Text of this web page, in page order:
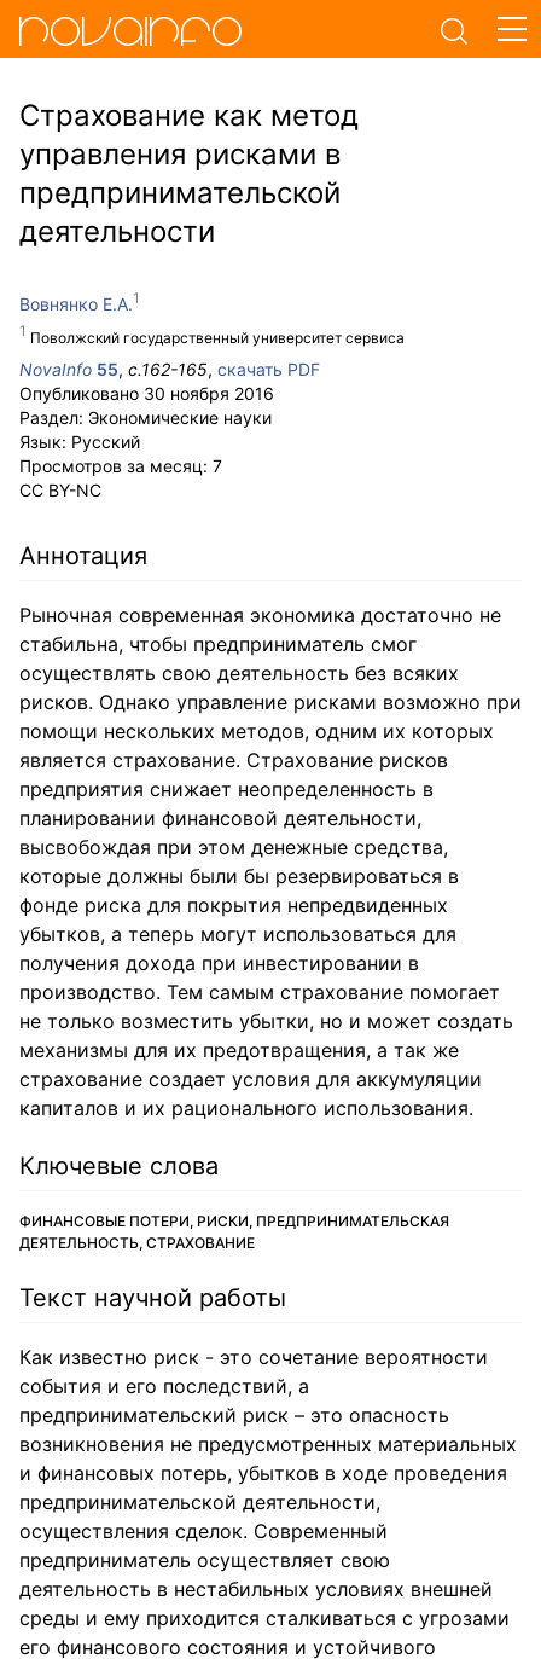
Страхование как метод
управления рисками в
предпринимательской
деятельности
Вовнянко Е.А.
Поволжский государственный университет сервиса
NovaInfo 55, с.162-165, скачать PDF
Опубликовано 30 ноября 2016
Раздел: Экономические науки
Язык: Русский
Просмотров за месяц: 7
CC BY-NC
Аннотация
Рыночная современная экономика достаточно не
стабильна, чтобы предприниматель смог
осуществлять свою деятельность без всяких
рисков. Однако управление рисками возможно при
помощи нескольких методов, одним их которых
является страхование. Страхование рисков
предприятия снижает неопределенность в
планировании финансовой деятельности,
высвобождая при этом денежные средства,
которые должны были бы резервироваться в
фонде риска для покрытия непредвиденных
убытков, а теперь могут использоваться для
получения дохода при инвестировании в
производство. Тем самым страхование помогает
не только возместить убытки, но и может создать
механизмы для их предотвращения, а так же
страхование создает условия для аккумуляции
капиталов и их рационального использования.
Ключевые слова
ФИНАНСОВЫЕ ПОТЕРИ, РИСКИ, ПРЕДПРИНИМАТЕЛЬСКАЯ
ДЕЯТЕЛЬНОСТЬ, СТРАХОВАНИЕ
Текст научной работы
Как известно риск - это сочетание вероятности
события и его последствий, а
предпринимательский риск – это опасность
возникновения не предусмотренных материальных
и финансовых потерь, убытков в ходе проведения
предпринимательской деятельности,
осуществления сделок. Современный
предприниматель осуществляет свою
деятельность в нестабильных условиях внешней
среды и ему приходится сталкиваться с угрозами
его финансового состояния и устойчивого